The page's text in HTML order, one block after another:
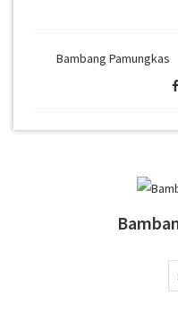
Bambang Pamungkas